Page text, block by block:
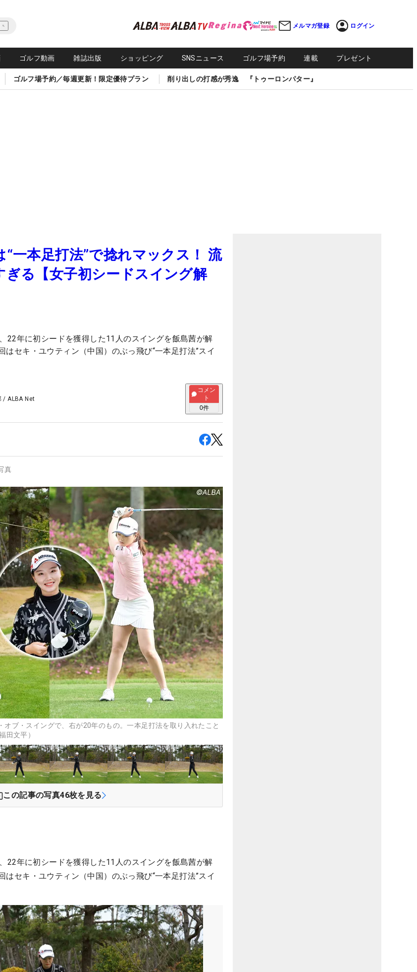
メルマガ登録 ログイン
ゴルフ動画 雑誌出版 ショッピング SNSニュース ゴルフ場予約 連載 プレゼント
ゴルフ場予約／毎週更新！限定優待プラン 削り出しの打感が秀逸 『トゥーロンパター』
一本足打法”で捻れマックス！ 流
る【女子初シードスイング解
22年に初シードを獲得した11人のスイングを飯島茜が解
セキ・ユウティン（中国）のぶっ飛び“一本足打法”スイ
/ALBA Net
コメン
ト
0件
真
ブ・スイングで、右が20年のもの。一本足打法を取り入れたこと
田文平）
この記事の写真46枚を見る
22年に初シードを獲得した11人のスイングを飯島茜が解
セキ・ユウティン（中国）のぶっ飛び“一本足打法”スイ